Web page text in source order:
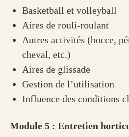
Basketball et volleyball
Aires de rouli-roulant
Autres activités (bocce,
cheval, etc.)
Aires de glissade
Gestion de l’utilisation
Influence des conditions
Module 5 : Entretien